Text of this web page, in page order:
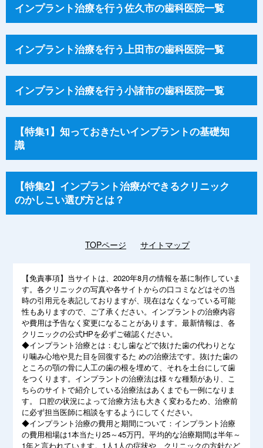
インプラント治療を行う佐久市の歯科医院一覧
インプラント治療を行う上田市の歯科医院一覧
インプラント治療を行う小諸市の歯科医院一覧
【特集1】知っておきたいインプラントの基礎知
識
【特集2】インプラント治療ができるクリニック
のかしこい選び方とは？
TOPページ サイトマップ
【免責事項】 当サイトは、2020年8月の情報を基に制作していま
す。各クリニックの写真や各サイトからの口コミなどはその当
時の引用元を表記しておりますが、現在はなくなっている可能
性もありますので、ご了承ください。インプラントの治療内容
や費用は予告なく変更になることがあります。最新情報は、各
クリニックの公式HPを必ずご確認ください。
◆インプラント治療とは：むし歯などで抜けた歯の代わりとな
り噛み心地や見た目を回復するた めの治療法です。抜けた歯の
ところの顎の骨に人工の歯の根を埋めて、それを土台にして歯
をつくります。インプラントの治療法は様々な種類があり、こ
ちらのサイトで紹介している治療法はあくまでも一例になりま
す。 口腔の状況によって治療方法も大きく変わるため、治療前
に必ず担当医師に相談をするようにしてください。
◆インプラント治療の費用と期間について：インプラント治療
の費用相場は1本当たり25～45万円。平均的な治療期間は半年～
1年と言われています。1人1人の症状や、クリニックの方針など